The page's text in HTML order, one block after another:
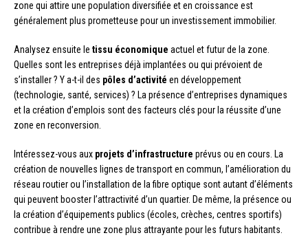
zone qui attire une population diversifiée et en croissance est
généralement plus prometteuse pour un investissement immobilier.
Analysez ensuite le tissu économique actuel et futur de la zone.
Quelles sont les entreprises déjà implantées ou qui prévoient de
s’installer ? Y a-t-il des pôles d’activité en développement
(technologie, santé, services) ? La présence d’entreprises dynamiques
et la création d’emplois sont des facteurs clés pour la réussite d’une
zone en reconversion.
Intéressez-vous aux projets d’infrastructure prévus ou en cours. La
création de nouvelles lignes de transport en commun, l’amélioration du
réseau routier ou l’installation de la fibre optique sont autant d’éléments
qui peuvent booster l’attractivité d’un quartier. De même, la présence ou
la création d’équipements publics (écoles, crèches, centres sportifs)
contribue à rendre une zone plus attrayante pour les futurs habitants.